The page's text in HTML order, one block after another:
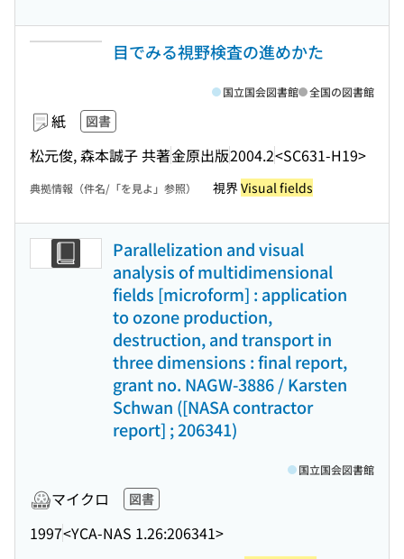
目でみる視野検査の進めかた
紙 図書
松元俊, 森本誠子 共著金原出版2004.2<SC631-H19>
国立国会図書館 全国の図書館
典拠情報（件名/「を見よ」参照） 視界Visual fields
Parallelization and visual
analysis of multidimensional
fields [microform] : application
to ozone production,
destruction, and transport in
three dimensions : final report,
grant no. NAGW-3886 / Karsten
Schwan ([NASA contractor
report] ; 206341)
マイクロ 図書
1997<YCA-NAS 1.26:206341>
国立国会図書館